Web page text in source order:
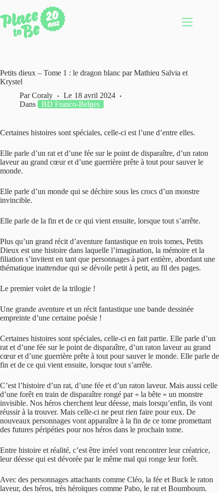
au
contenu
Petits dieux – Tome 1 : le dragon blanc par Mathieu Salvia et
Krystel
Par Coraly Le 18 avril 2024
Dans
BD Franco-Belges
Certaines histoires sont spéciales, celle-ci est l’une d’entre elles.
Elle parle d’un rat et d’une fée sur le point de disparaître, d’un raton
laveur au grand cœur et d’une guerrière prête à tout pour sauver le
monde.
Elle parle d’un monde qui se déchire sous les crocs d’un monstre
invincible.
Elle parle de la fin et de ce qui vient ensuite, lorsque tout s’arrête.
Plus qu’un grand récit d’aventure fantastique en trois tomes, Petits
Dieux est une histoire dans laquelle l’imagination, la mémoire et la
filiation s’invitent en tant que personnages à part entière, abordant une
thématique inattendue qui se dévoile petit à petit, au fil des pages.
Le premier volet de la trilogie !
Une grande aventure et un récit fantastique une bande dessinée
empreinte d’une certaine poésie !
Certaines histoires sont spéciales, celle-ci en fait partie. Elle parle d’un
rat et d’une fée sur le point de disparaître, d’un raton laveur au grand
cœur et d’une guerrière prête à tout pour sauver le monde. Elle parle de
fin et de ce qui vient ensuite, lorsque tout s’arrête.
C’est l’histoire d’un rat, d’une fée et d’un raton laveur. Mais aussi celle
d’une forêt en train de disparaître rongé par « la bête » un monstre
invisible. Nos héros cherchent leur déesse, mais lorsqu’enfin, ils vont
réussir à la trouver. Mais celle-ci ne peut rien faire pour eux. De
nouveaux personnages vont apparaître à la fin de ce tome promettant
des futures péripéties pour nos héros dans le prochain tome.
Entre histoire et réalité, c’est être irréel vont rencontrer leur créatrice,
leur déesse qui est dévorée par le même mal qui ronge leur forêt.
Avec des personnages attachants comme Cléo, la fée et Buck le raton
laveur, des héros, très héroïques comme Pabo, le rat et Boumboum.